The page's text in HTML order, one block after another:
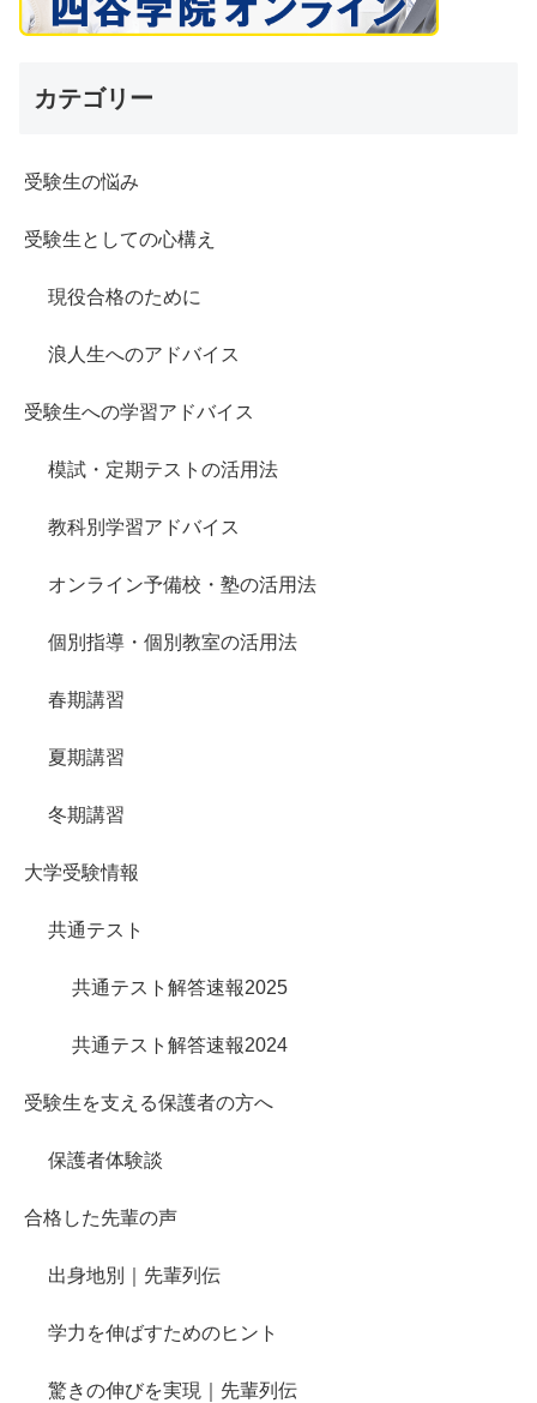
カテゴリー
受験生の悩み
受験生としての心構え
現役合格のために
浪人生へのアドバイス
受験生への学習アドバイス
模試・定期テストの活用法
教科別学習アドバイス
オンライン予備校・塾の活用法
個別指導・個別教室の活用法
春期講習
夏期講習
冬期講習
大学受験情報
共通テスト
共通テスト解答速報2025
共通テスト解答速報2024
受験生を支える保護者の方へ
保護者体験談
合格した先輩の声
出身地別｜先輩列伝
学力を伸ばすためのヒント
驚きの伸びを実現｜先輩列伝